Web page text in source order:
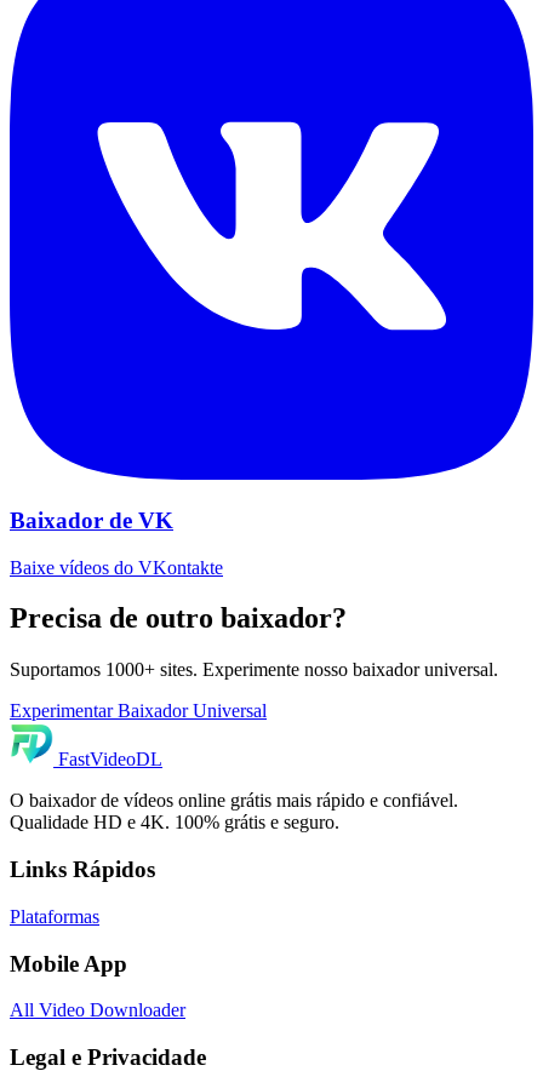
Baixador de VK
Baixe vídeos do VKontakte
Precisa de outro baixador?
Suportamos 1000+ sites. Experimente nosso baixador universal.
Experimentar Baixador Universal
FastVideoDL
O baixador de vídeos online grátis mais rápido e confiável.
Qualidade HD e 4K. 100% grátis e seguro.
Links Rápidos
Plataformas
Mobile App
All Video Downloader
Legal e Privacidade